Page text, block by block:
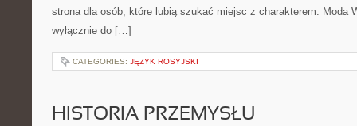
strona dla osób, które lubią szukać miejsc z charakterem. Moda
wyłącznie do […]
CATEGORIES: JĘZYK ROSYJSKI
HISTORIA PRZEMYSŁU